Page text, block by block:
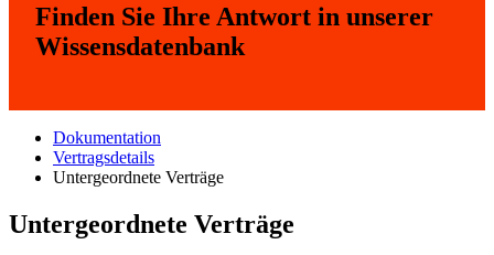
Finden Sie Ihre Antwort in unserer
Wissensdatenbank
Dokumentation
Vertragsdetails
Untergeordnete Verträge
Untergeordnete Verträge